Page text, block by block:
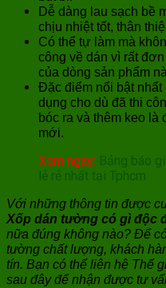
Dễ dàng lau sạch bề
chịu nhiệt tốt, thân
Có thể tự làm mà
công về dán vì rất
của dòng sản phẩm
Đặc điểm nổi bật nhất
dụng cho dù đã thi
bóc ra và thêm keo là
mới.
Xem ngay: Bảng báo
lẻ rẻ nhất tại Tphcm
Với những thông tin được
Xốp dán tường có gì độc
nữa đúng không nào? Để
tường chất lượng, khách
tín. Bạn có thể liên hệ Thế
sau đây để nhận được tư